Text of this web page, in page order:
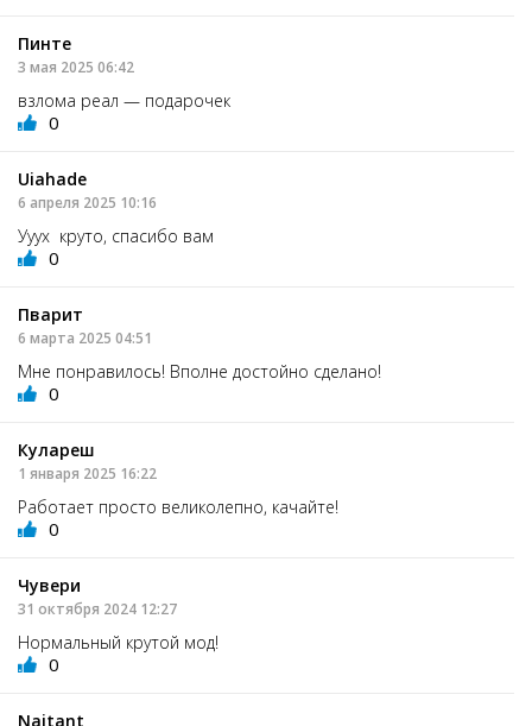
Пинте
3 мая 2025 06:42
взлома реал — подарочек
0
Uiahade
6 апреля 2025 10:16
Ууух круто, спасибо вам
0
Пварит
6 марта 2025 04:51
Мне понравилось! Вполне достойно сделано!
0
Кулареш
1 января 2025 16:22
Работает просто великолепно, качайте!
0
Чувери
31 октября 2024 12:27
Нормальный крутой мод!
0
Naitant